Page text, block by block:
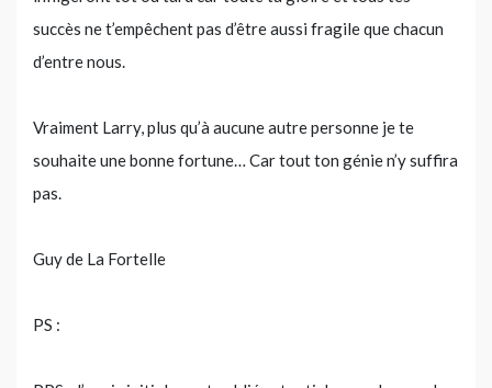
succès ne t’empêchent pas d’être aussi fragile que chacun
d’entre nous.
Vraiment Larry, plus qu’à aucune autre personne je te
souhaite une bonne fortune… Car tout ton génie n’y suffira
pas.
Guy de La Fortelle
PS :